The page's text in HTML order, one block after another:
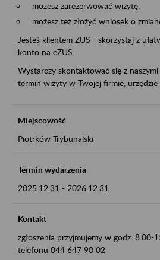
możesz zarezerwować wizytę,
możesz też złożyć wniosek o
Jesteś klientem ZUS - skorzystaj z
konto na eZUS.
Wystarczy skontaktować się z
termin wizyty w Twojej firmie, urzędzie
Miejscowość
Piotrków Trybunalski
Termin wydarzenia
2025.12.31 - 2026.12.31
Kontakt
zgłoszenia przyjmujemy w godz. 8:00-
telefonu 044 647 90 02